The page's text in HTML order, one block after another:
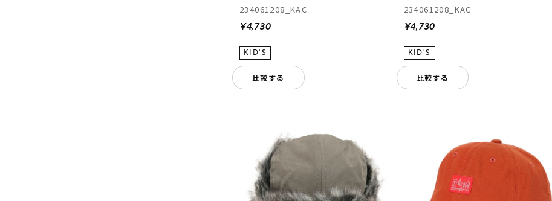
234061208_KAC
¥4,730
比較する
234061208_KAC
¥4,730
比較する